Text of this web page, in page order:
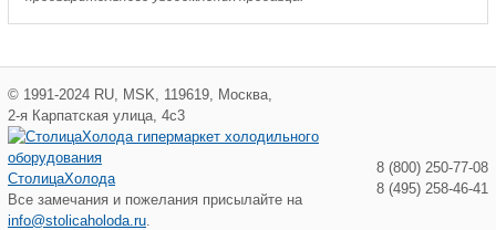
© 1991-2024 RU MSK 119619 Москва
2-я Карпатская улица, 4с3
СтолицаХолода
Все замечания и пожелания присылайте на
info@stolicaholoda.ru
8 (800) 250-77-08
8 (495) 258-46-41